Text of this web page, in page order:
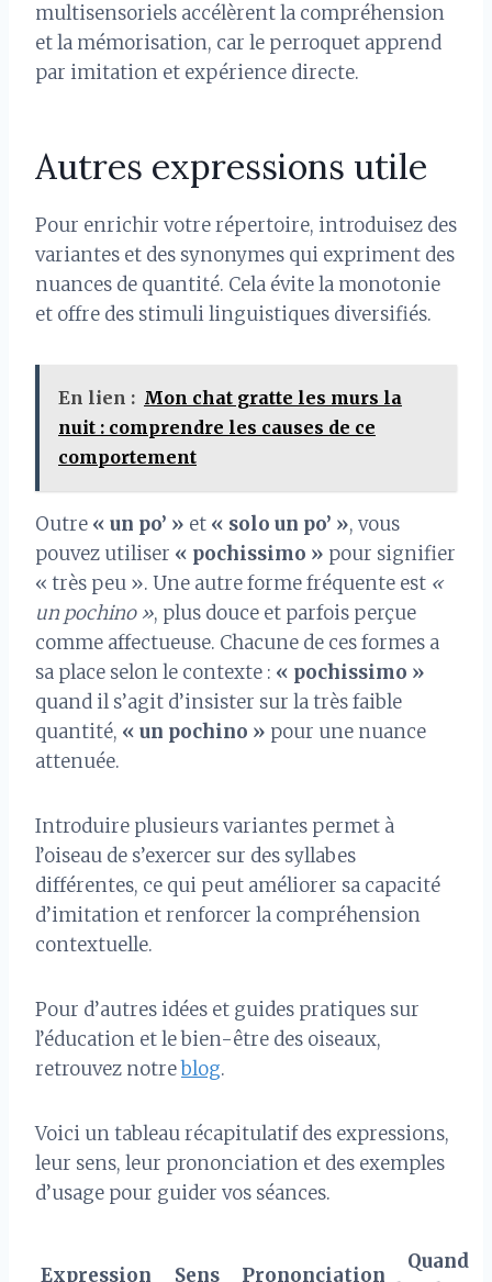
multisensoriels accélèrent la compréhension
et la mémorisation, car le perroquet apprend
par imitation et expérience directe.
Autres expressions utile
Pour enrichir votre répertoire, introduisez des
variantes et des synonymes qui expriment des
nuances de quantité. Cela évite la monotonie
et offre des stimuli linguistiques diversifiés.
En lien : Mon chat gratte les murs la
nuit : comprendre les causes de ce
comportement
Outre « un po’ » et « solo un po’ », vous
pouvez utiliser « pochissimo » pour signifier
« très peu ». Une autre forme fréquente est «
un pochino », plus douce et parfois perçue
comme affectueuse. Chacune de ces formes a
sa place selon le contexte : « pochissimo »
quand il s’agit d’insister sur la très faible
quantité, « un pochino » pour une nuance
attenuée.
Introduire plusieurs variantes permet à
l’oiseau de s’exercer sur des syllabes
différentes, ce qui peut améliorer sa capacité
d’imitation et renforcer la compréhension
contextuelle.
Pour d’autres idées et guides pratiques sur
l’éducation et le bien-être des oiseaux,
retrouvez notreblog.
Voici un tableau récapitulatif des expressions,
leur sens, leur prononciation et des exemples
d’usage pour guider vos séances.
Expression Sens Prononciation
Quand